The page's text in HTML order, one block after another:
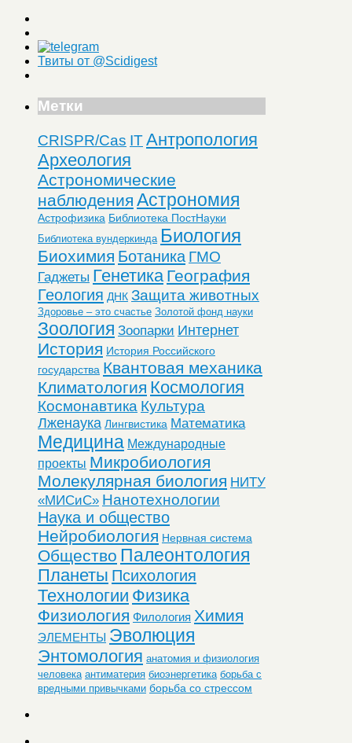
Твиты от @Scidigest
Метки
CRISPR/Cas ITАнтропология
Археология
Астрономические
наблюдения Астрономия
Астрофизика Библиотека ПостНауки
Библиотека вундеркинда Биология
Биохимия Ботаника ГМО
Гаджеты Генетика География
Геология ДНК Защита животных
Здоровье – это счастье Золотой фонд науки
Зоология Зоопарки Интернет
История История Российского
государства Квантовая механика
Климатология Космология
Космонавтика Культура
Лженаука Лингвистика Математика
Медицина Международные
проекты Микробиология
Молекулярная биология НИТУ
«МИСиС» Нанотехнологии
Наука и общество
Нейробиология Нервная система
Общество Палеонтология
Планеты Психология
Технологии Физика
Физиология Филология Химия
ЭЛЕМЕНТЫ Эволюция
Энтомология анатомия и физиология
человека антиматерия биоэнергетика борьба с
вредными привычками борьба со стрессом